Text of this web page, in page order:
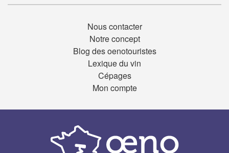
Nous contacter
Notre concept
Blog des oenotouristes
Lexique du vin
Cépages
Mon compte